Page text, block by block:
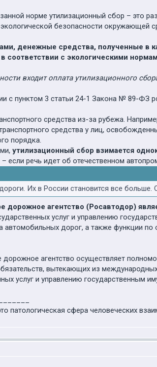
норме утилизационный сбор – это
безопасности окружающей
денежные средства, полученные в
соответствии с экологическими
входит оплата утилизационного
с пунктом 3 статьи 24-1 Закона № 89-ФЗ
средства из-за рубежа.
средства у лиц,
порядка.
утилизационный сбор взимается
– если речь идет об отечественном
Их в России становится все
дорожное агентство (Росавтодор)
услуг и управлению
автомобильных дорог, а также функции по
агентство осуществляет
вытекающих из
услуг и управлению государственным
патологическая сфера человеческих